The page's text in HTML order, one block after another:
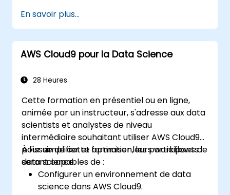
du terrorisme dans le contexte de leurs
entreprises, ainsi que les efforts nationaux
et internationaux déployés pour y lutter
Définir les mesures qu'une entreprise et
pour se protéger contre les risques de
du terrorisme
Détailler les raisons pour lesquelles une
entreprise peut devenir une cible pour le
blanchiment d'argent et le financement
du terrorisme, et expliquer quels « signaux
d'alerte » peuvent aider à identifier,
prévenir et signaler toute activité
criminelle (suspicion ou acte avéré)
En savoir plus...
AWS Cloud9 pour la Data Science
28 Heures
Cette formation en présentiel ou en ligne,
animée par un instructeur, s'adresse aux data
scientists et analystes de niveau
intermédiaire souhaitant utiliser AWS Cloud9
pour simplifier et optimiser leurs workflows de
data science.
À l'issue de cette formation, les participants
seront capables de :
Configurer un environnement de data
science dans AWS Cloud9.